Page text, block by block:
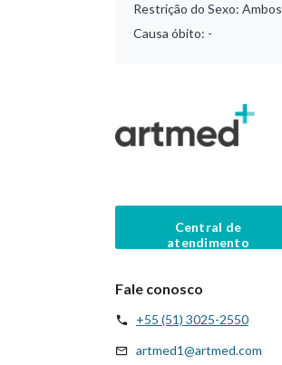
Restrição do Sexo: Ambos
Causa óbito: -
Central de
atendimento
Fale conosco
+55 (51) 3025-2550
artmed1@artmed.com